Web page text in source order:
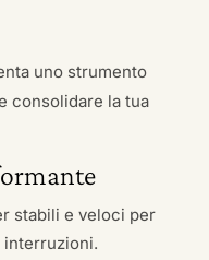
uno strumento
consolidare la tua
stabili e veloci per
interruzioni.